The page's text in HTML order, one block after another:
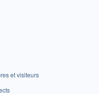
et visiteurs